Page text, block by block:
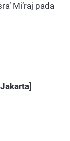
Mi’raj pada
[Jakarta]